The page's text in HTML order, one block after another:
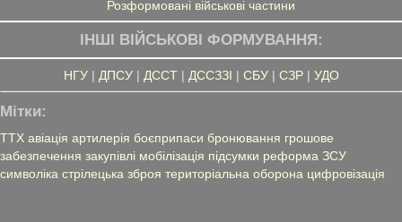
Розформовані військові частини
ІНШІ ВІЙСЬКОВІ ФОРМУВАННЯ:
НГУ| ДПСУ| ДССТ| ДССЗЗІ | СБУ| СЗР| УДО
Мітки:
ТТХ авіація артилерія боєприпаси бронювання грошове
забезпечення закупівлі мобілізація підсумки реформа ЗСУ
символіка стрілецька зброя територіальна оборона цифровізація